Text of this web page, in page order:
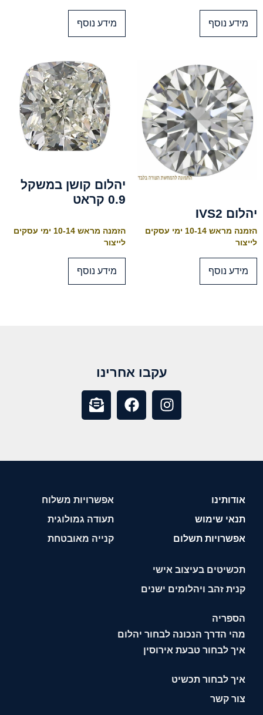
מידע נוסף מידע נוסף
יהלום IVS2
הזמנה מראש 10-14 ימי עסקים
לייצור
מידע נוסף
יהלום קושן במשקל
0.9 קראט
הזמנה מראש 10-14 ימי עסקים
לייצור
מידע נוסף
עקבו אחרינו
אודותינו
תנאי שימוש
אפשרויות תשלום
אפשרויות משלוח
תעודה גמולוגית
קנייה מאובטחת
תכשיטים בעיצוב אישי
קנית זהב ויהלומים ישנים
הספריה
מהי הדרך הנכונה לבחור יהלום
איך לבחור טבעת אירוסין
איך לבחור תכשיט
צור קשר